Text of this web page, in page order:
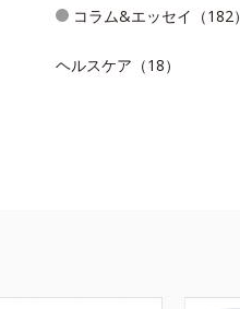
コラム&エッセイ（182）
ヘルスケア（18）